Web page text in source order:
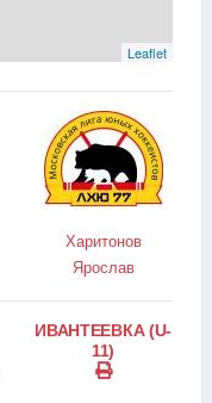
Leaflet
Харитонов
Ярослав
ИВАНТЕЕВКА (U-
11)